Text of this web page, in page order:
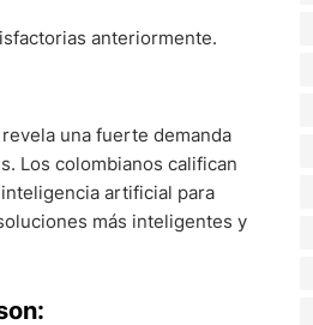
anteriormente.
una fuerte demanda
Los colombianos califican
artificial para
más inteligentes y